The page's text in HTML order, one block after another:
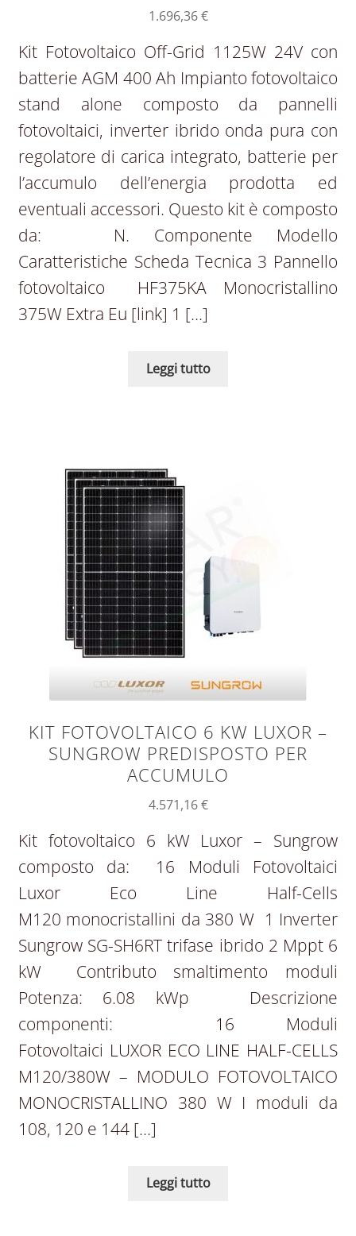
1.696,36€
Kit Fotovoltaico Off-Grid 1125W 24V con
batterie AGM 400 Ah Impianto fotovoltaico
stand alone composto da pannelli
fotovoltaici, inverter ibrido onda pura con
regolatore di carica integrato, batterie per
l’accumulo dell’energia prodotta ed
eventuali accessori. Questo kit è composto
da: N. Componente Modello
Caratteristiche Scheda Tecnica 3 Pannello
fotovoltaico HF375KA Monocristallino
375W Extra Eu [link] 1 […]
Leggi tutto
KIT FOTOVOLTAICO 6 KW LUXOR –
SUNGROW PREDISPOSTO PER
ACCUMULO
4.571,16€
Kit fotovoltaico 6 kW Luxor – Sungrow
composto da: 16 Moduli Fotovoltaici
Luxor Eco Line Half-Cells
M120 monocristallini da 380 W 1 Inverter
Sungrow SG-SH6RT trifase ibrido 2 Mppt 6
kW Contributo smaltimento moduli
Potenza: 6.08 kWp Descrizione
componenti: 16 Moduli
Fotovoltaici LUXOR ECO LINE HALF-CELLS
M120/380W – MODULO FOTOVOLTAICO
MONOCRISTALLINO 380 W I moduli da
108, 120 e 144 […]
Leggi tutto